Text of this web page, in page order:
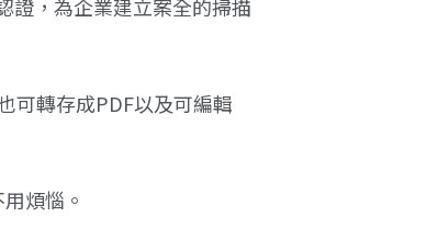
證，為企業建立案全的掃描
可轉存成PDF以及可編輯
煩惱。